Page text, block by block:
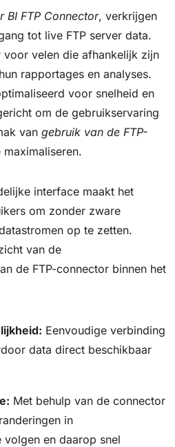
BI FTP Connector, verkrijgen
tot live FTP server data.
voor velen die afhankelijk zijn
rapportages en analyses.
voor snelheid en
om de gebruikservaring
van gebruik van de FTP-
maximaliseren.
interface maakt het
om zonder zware
op te zetten.
van de
de FTP-connector binnen het
Eenvoudige verbinding
data direct beschikbaar
Met behulp van de connector
in
en daarop snel